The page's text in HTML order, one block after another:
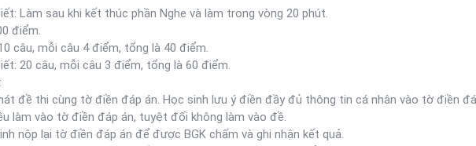
Làm sau khi kết thúc phần Nghe và làm trong vòng 20 phút.
điểm.
câu, mỗi câu 4 điểm, tổng là 40 điểm.
20 câu, mỗi câu 3 điểm, tổng là 60 điểm.
đề thi cùng tờ điền đáp án. Học sinh lưu ý điền đầy đủ thông tin cá nhân vào tờ điền
làm vào tờ điền đáp án, tuyệt đối không làm vào đề.
nộp lại tờ điền đáp án để được BGK chấm và ghi nhận kết quả.